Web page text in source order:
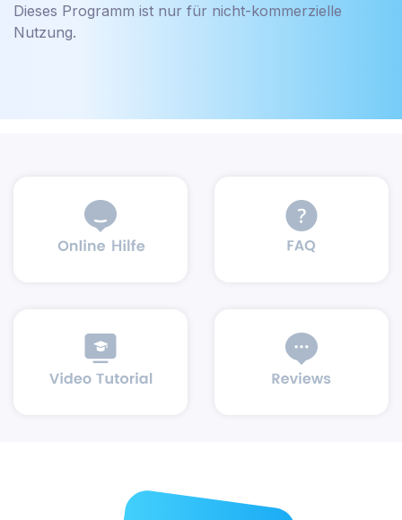
Dieses Programm ist nur für nicht-kommerzielle
Nutzung.